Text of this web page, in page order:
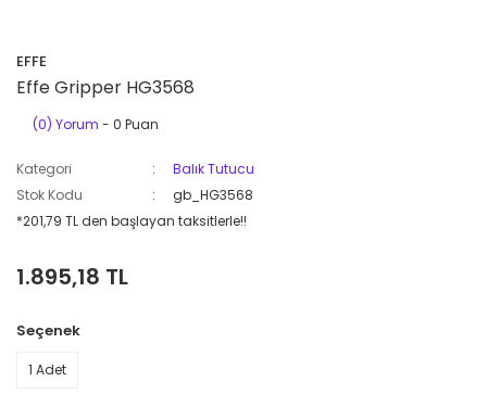
EFFE
Effe Gripper HG3568
(0) Yorum - 0 Puan
Kategori
Balık Tutucu
Stok Kodu
gb_HG3568
*201,79 TL den başlayan taksitlerle!!
1.895,18 TL
Seçenek
1 Adet